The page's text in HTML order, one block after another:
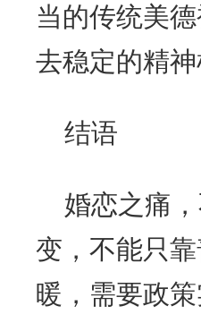
当的传统美
去稳定的精神
结语
婚恋之痛
变，不能只
暖，需要政